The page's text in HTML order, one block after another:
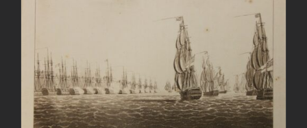
AGGIUNGI AL CARRELLO / DETTAGLI